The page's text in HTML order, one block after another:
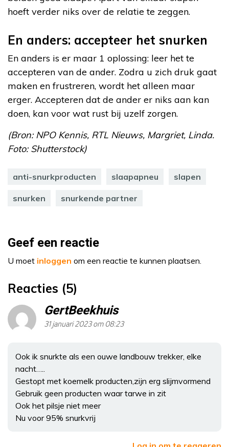
hoeft verder niks over de relatie te zeggen.
En anders: accepteer het snurken
En anders is er maar 1 oplossing: leer het te
accepteren van de ander. Zodra u zich druk gaat
maken en frustreren, wordt het alleen maar
erger. Accepteren dat de ander er niks aan kan
doen, kan voor wat rust bij uzelf zorgen.
(Bron: NPO Kennis, RTL Nieuws, Margriet, Linda.
Foto: Shutterstock)
anti-snurkproducten slaapapneu slapen
snurken snurkende partner
Geef een reactie
U moet inloggen om een reactie te kunnen plaatsen.
Reacties (5)
GertBeekhuis
31 januari 2023 om 08:23
Ook ik snurkte als een ouwe landbouw trekker, elke
nacht…..
Gestopt met koemelk producten,zijn erg slijmvormend
Gebruik geen producten waar tarwe in zit
Ook het pilsje niet meer
Nu voor 95% snurkvrij